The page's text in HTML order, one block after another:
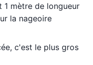
1 mètre de longueur
la nageoire
c'est le plus gros